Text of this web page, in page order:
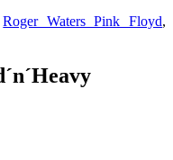
Roger Waters Pink Floyd,